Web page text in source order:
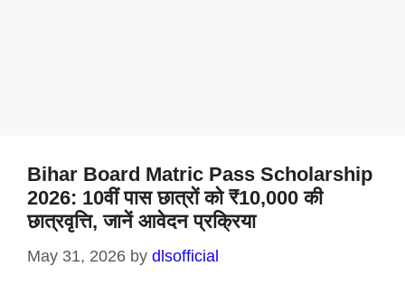
Bihar Board Matric Pass Scholarship
2026: 10वीं पास छात्रों को ₹10,000 की
छात्रवृत्ति, जानें आवेदन प्रक्रिया
May 31, 2026 by dlsofficial